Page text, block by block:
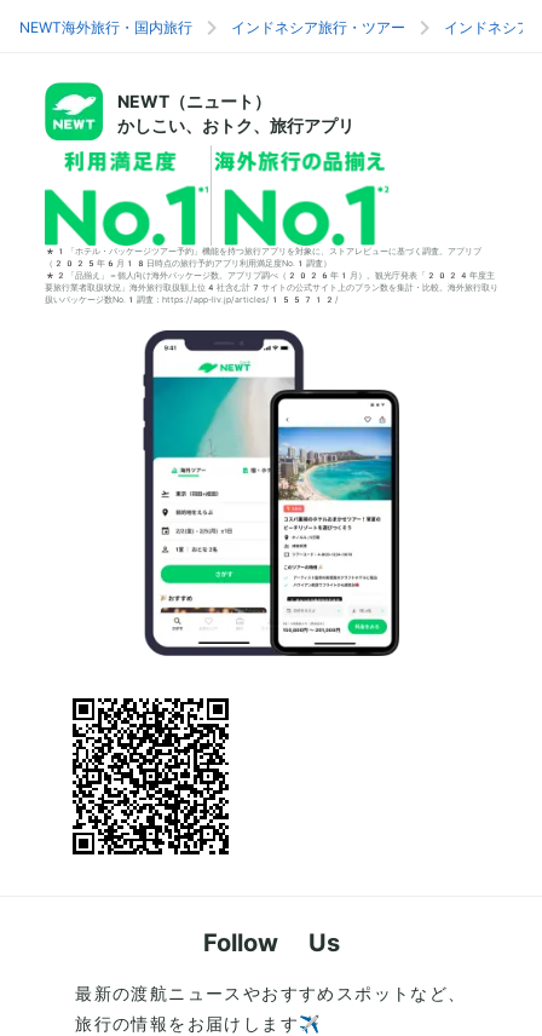
NEWT海外旅行・国内旅行 インドネシア旅行・ツアー インドネシア
NEWT（ニュート）
かしこい、おトク、旅行アプリ
*1「ホテル・パッケージツアー予約」機能を持つ旅行アプリを対象に、ストアレビューに基づく調査。アプリブ
（2025年6月18日時点の旅行予約アプリ利用満足度No.1調査）
*2「品揃え」＝個人向け海外パッケージ数。アプリブ調べ（2026年1月）。観光庁発表「2024年度主
要旅行業者取扱状況」海外旅行取扱額上位4社含む計7サイトの公式サイト上のプラン数を集計・比較。海外旅行取り
扱いパッケージ数No.1調査：https://app-liv.jp/articles/155712/
Follow Us
最新の渡航ニュースやおすすめスポットなど、
旅行の情報をお届けします✈️